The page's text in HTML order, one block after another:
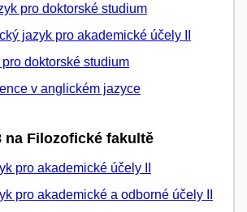
pro doktorské studium
jazyk pro akademické účely II
doktorské studium
v anglickém jazyce
na Filozofické fakultě
pro akademické účely II
pro akademické a odborné účely II